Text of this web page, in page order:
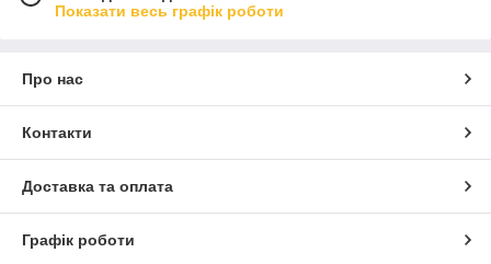
Показати весь графік роботи
Про нас
Контакти
Доставка та оплата
Графік роботи